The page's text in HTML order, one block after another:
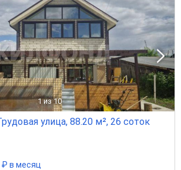
1 из 10
улица, 88.20 м², 26 соток
₽ в месяц